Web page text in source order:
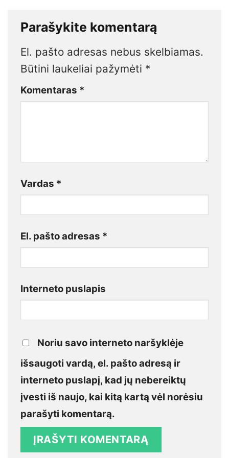
Parašykite komentarą
El. pašto adresas nebus skelbiamas.
Būtini laukeliai pažymėti *
Komentaras *
Vardas *
El. pašto adresas *
Interneto puslapis
Noriu savo interneto naršyklėje
išsaugoti vardą, el. pašto adresą ir
interneto puslapį, kad jų nebereiktų
įvesti iš naujo, kai kitą kartą vėl norėsiu
parašyti komentarą.